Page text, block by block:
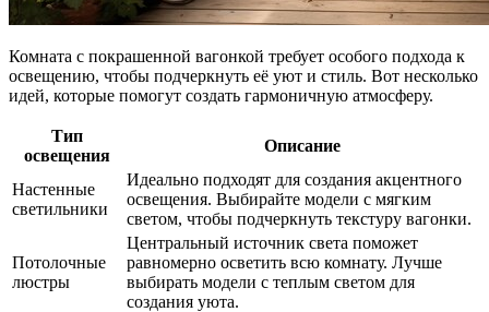
Комната с покрашенной вагонкой требует особого подхода к
освещению, чтобы подчеркнуть её уют и стиль. Вот несколько
идей, которые помогут создать гармоничную атмосферу.
Тип
освещения
Описание
Настенные
светильники
Идеально подходят для создания акцентного
освещения. Выбирайте модели с мягким
светом, чтобы подчеркнуть текстуру вагонки.
Потолочные
люстры
Центральный источник света поможет
равномерно осветить всю комнату. Лучше
выбирать модели с теплым светом для
создания уюта.